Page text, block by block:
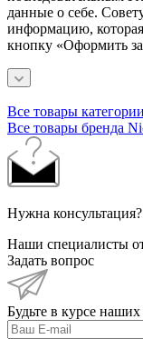
данные о себе.
информацию,
кнопку «Оформить
Все товары категории
Все товары бренда
Нужна консультация?
Наши специалисты
Задать вопрос
Будьте в курсе